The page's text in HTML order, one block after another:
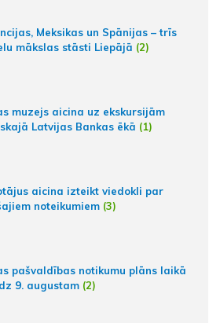
Meksikas un Spānijas – trīs
mākslas stāsti Liepājā (2)
muzejs aicina uz ekskursijām
Latvijas Bankas ēkā (1)
aicina izteikt viedokli par
noteikumiem (3)
pašvaldības notikumu plāns laikā
9. augustam (2)